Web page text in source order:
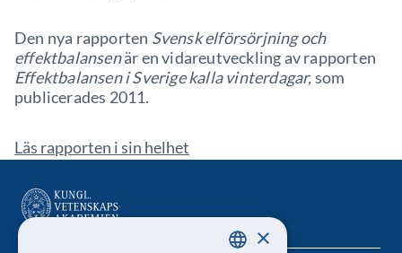
Den nya rapporten Svensk elförsörjning och
effektbalansenär en vidareutveckling av rapporten
Effektbalansen i Sverige kalla vinterdagar,som
publicerades 2011.
Läs rapporten i sin helhet
×